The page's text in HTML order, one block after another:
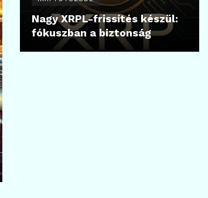
Nagy XRPL-frissítés készül:
fókuszban a biztonság